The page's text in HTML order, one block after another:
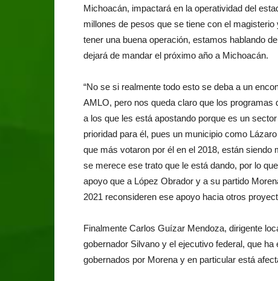
Michoacán, impactará en la operatividad del
millones de pesos que se tiene con el
tener una buena operación, estamos hablando
dejará de mandar el próximo año a Michoacán.
“No se si realmente todo esto se deba a un
AMLO, pero nos queda claro que los
a los que les está apostando porque es un
prioridad para él, pues un municipio como
que más votaron por él en el 2018, están
se merece ese trato que le está dando, por lo
apoyo que a López Obrador y a su partido
2021 reconsideren ese apoyo hacia otros
Finalmente Carlos Guízar Mendoza, dirigente
gobernador Silvano y el ejecutivo federal, que
gobernados por Morena y en particular está